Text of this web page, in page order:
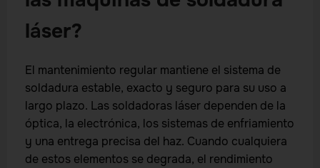
láser?
El mantenimiento regular mantiene el sistema de
soldadura estable, exacto y seguro para su uso a
largo plazo. Las soldadoras láser dependen de la
óptica, la electrónica, los sistemas de enfriamiento
y una entrega precisa del haz. Cuando cualquiera
de estos elementos se degrada, el rendimiento